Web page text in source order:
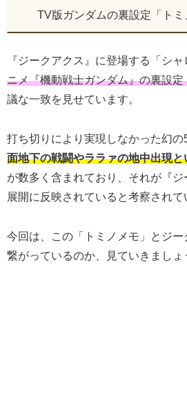
TV版ガンダムの裏設定「ト
『ジークアクス』に登場する「シャ
ニメ『機動戦士ガンダム』の裏設
議な一致を見せています。
打ち切りにより実現しなかった幻の
面地下の戦闘やララァの地中出現
が数多く含まれており、それが『
展開に反映されていると考察されて
今回は、この「トミノメモ」とジー
繋がっているのか、見ていきましょ